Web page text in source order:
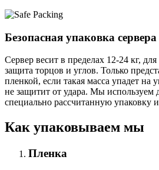
Безопасная упаковка сервера
Сервер весит в пределах 12-24 кг,
защита торцов и углов. Только
пленкой, если такая масса упадет на
не защитит от удара. Мы используем
специально расcчитанную упаковку
Как упаковываем мы
Пленка